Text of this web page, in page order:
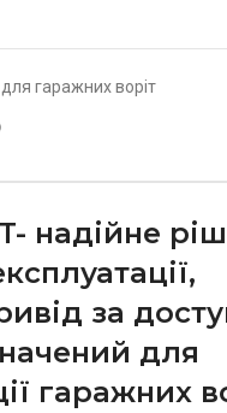
гаражних воріт
надійне
за
для
гаражних